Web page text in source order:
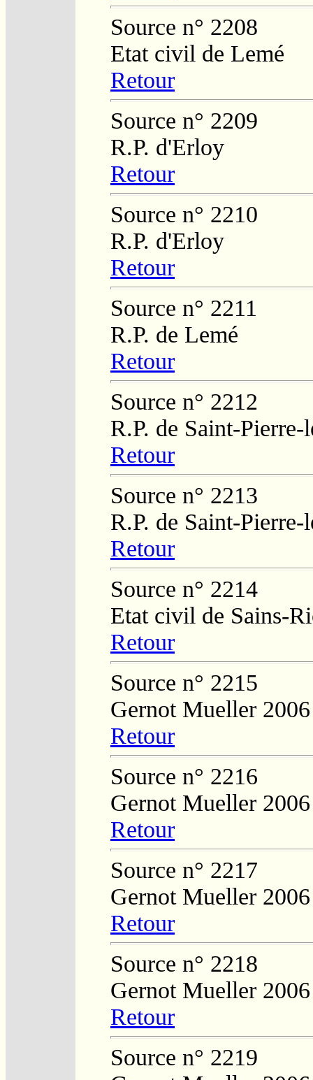
Source n° 2208
Etat civil de Lemé
Retour
Source n° 2209
R.P. d'Erloy
Retour
Source n° 2210
R.P. d'Erloy
Retour
Source n° 2211
R.P. de Lemé
Retour
Source n° 2212
R.P. de Saint-
Retour
Source n° 2213
R.P. de Saint-
Retour
Source n° 2214
Etat civil de Sains-
Retour
Source n° 2215
Gernot Mueller 2006
Retour
Source n° 2216
Gernot Mueller 2006
Retour
Source n° 2217
Gernot Mueller 2006
Retour
Source n° 2218
Gernot Mueller 2006
Retour
Source n° 2219